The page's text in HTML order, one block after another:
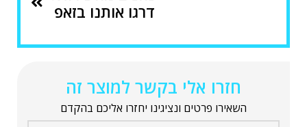
דרגו אותנו בזאפ
חזרו אלי בקשר למוצר זה
השאירו פרטים ונציגינו יחזרו אליכם בהקדם